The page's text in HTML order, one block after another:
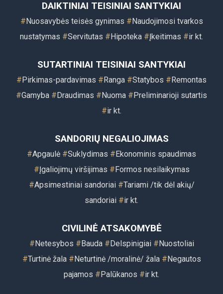
DAIKTINIAI TEISINIAI SANTYKIAI
#Nuosavybės teisės gynimas #Naudojimosi tvarkos
nustatymas #Servitutas #Hipoteka #Įkeitimas #ir kt.
SUTARTINIAI TEISINIAI SANTYKIAI
#Pirkimas-pardavimas #Ranga #Statybos #Remontas
#Gamyba #Draudimas #Nuoma #Preliminarioji sutartis
#ir kt.
SANDORIŲ NEGALIOJIMAS
#Apgaulė #Suklydimas #Ekonominis spaudimas
#Įgaliojimų viršijimas #Formos nesilaikymas
#Apsimestiniai sandoriai #Tariami /tik dėl akių/
sandoriai #ir kt.
CIVILINĖ ATSAKOMYBĖ
#Netesybos #Bauda #Delspinigiai #Nuostoliai
#Turtinė žala #Neturtinė /moralinė/ žala #Negautos
pajamos #Palūkanos #ir kt.